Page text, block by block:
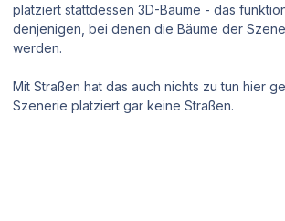
platziert stattdessen 3D-Bäume - das
denjenigen, bei denen die Bäume der
werden.
Mit Straßen hat das auch nichts zu tun hier
Szenerie platziert gar keine Straßen.